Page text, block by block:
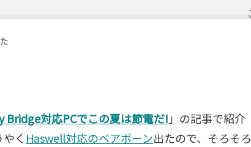
Bridge対応PCでこの夏は節電だ!」の記事で紹介
く Haswell対応のベアボーン出たので、そろそろ